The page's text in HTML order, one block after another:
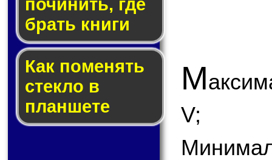
по­чи­нить, где
брать кни­ги
Как по­ме­нять
стек­ло в
планшете
М
V;